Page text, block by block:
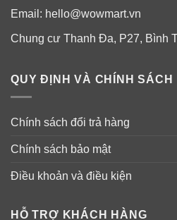
Email: hello@wowmart.vn
Chung cư Thanh Đa, P27, Bình
QUY ĐỊNH VÀ CHÍNH SÁCH
Chính sách đổi trả hàng
Chính sách bảo mật
Điều khoản và điều kiện
HỖ TRỢ KHÁCH HÀNG